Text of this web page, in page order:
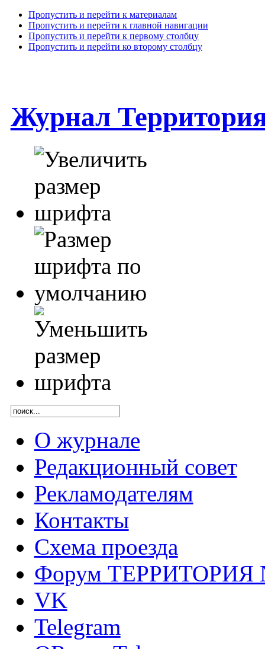
Пропустить и перейти к материалам
Пропустить и перейти к главной навигации
Пропустить и перейти к первому столбцу
Пропустить и перейти ко второму столбцу
Журнал
О журнале
Редакционный совет
Рекламодателям
Контакты
Схема проезда
Форум ТЕРРИТОРИЯ
VK
Telegram